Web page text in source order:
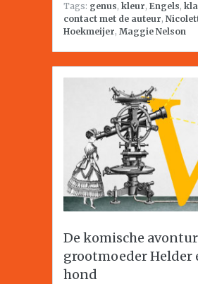
Tags: genus, kleur, Engels,
contact met de auteur,
Hoekmeijer, Maggie Nelson
De komische
grootmoeder Helder
hond